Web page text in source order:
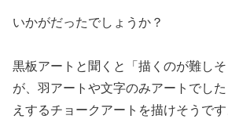
いかがだったでしょうか？
黒板アートと聞くと「描くのが難し
が、羽アートや文字のみアートでし
えするチョークアートを描けそうです